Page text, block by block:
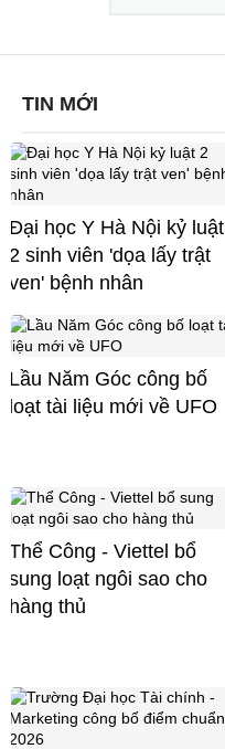
TIN MỚI
Đại học Y Hà Nội kỷ luật
2 sinh viên 'dọa lấy trật
ven' bệnh nhân
Lầu Năm Góc công bố
loạt tài liệu mới về UFO
Thể Công - Viettel bổ
sung loạt ngôi sao cho
hàng thủ